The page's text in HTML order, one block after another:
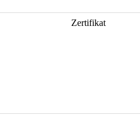
Zertifikat